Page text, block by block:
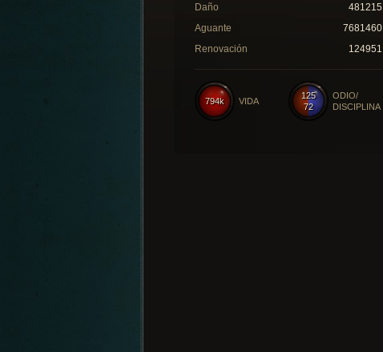
Daño
481215
Aguante
7681460
Renovación
124951
125
72
ODIO/
DISCIPLINA
794k VIDA